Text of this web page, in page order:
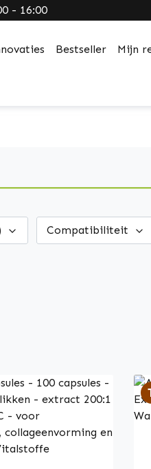
- 16:00
Bestseller Mijn
Compatibiliteit